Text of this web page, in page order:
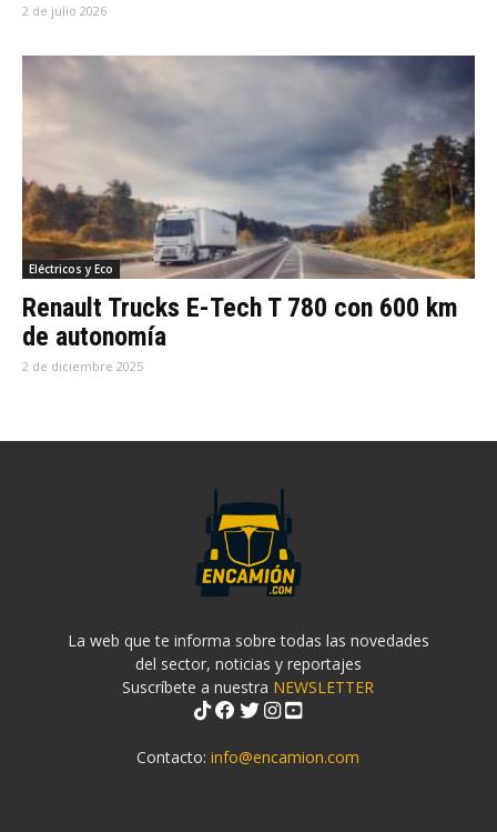
2 de julio 2026
Eléctricos y Eco
Renault Trucks E-Tech T 780 con 600 km
de autonomía
2 de diciembre 2025
La web que te informa sobre todas las novedades
del sector, noticias y reportajes
Suscríbete a nuestra NEWSLETTER
Contacto:info@encamion.com